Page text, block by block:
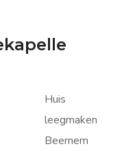
Huis
leegmaken
Beernem